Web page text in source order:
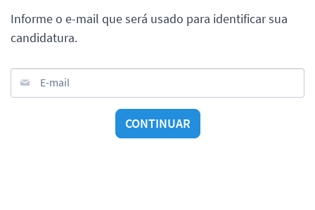
Informe o e-mail que será usado para identificar sua
candidatura.
E-mail
CONTINUAR